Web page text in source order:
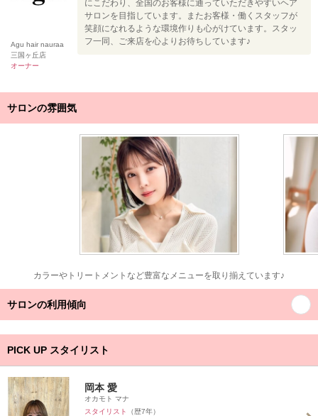
Agu hair nauraa
三国ヶ丘店
オーナー
にこだわり、全国のお客様に通っていただきやすいヘア
サロンを目指しています。またお客様・働くスタッフが
笑顔になれるような環境作りも心がけています。スタッ
フ一同、ご来店を心よりお待ちしています♪
サロンの雰囲気
カラーやトリートメントなど豊富なメニューを取り揃えています♪
サロンの利用傾向
PICK UP スタイリスト
岡本 愛
オカモト マナ
スタイリスト
（歴7年）